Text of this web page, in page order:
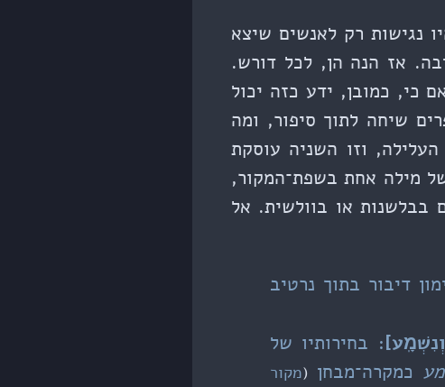
נגישות רק לאנשים שיצא
אז הנה הן, לכל דורש.
כי, כמובן, ידע כזה יכול
שיחה לתוך סיפור, ומה
וזו השניה עוסקת
מילה אחת בשפת־המקור,
בבלשנות או בוולשית. אל
דיבור בתוך נרטיב
: בחירותיו של
כמקרה־מבחן (מקור